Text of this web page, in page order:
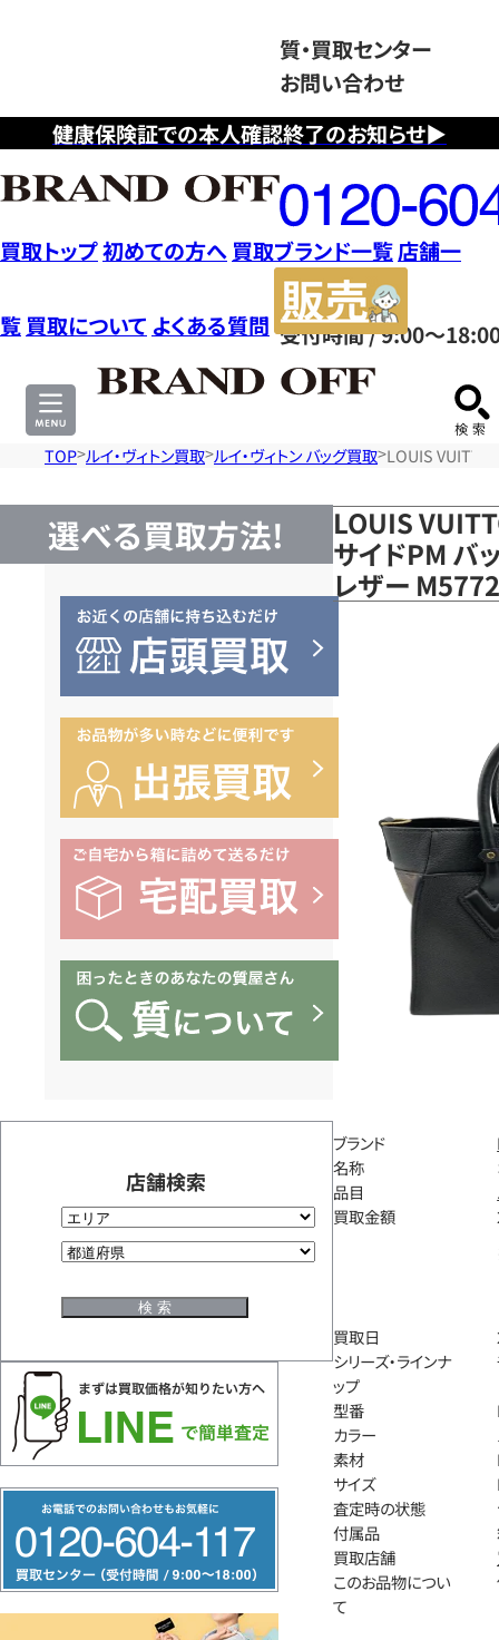
健康保険証での本人確認終了のお知らせ▶
質・買取センター
お問い合わせ
フ
リ
ー
ダ
イ
ヤ
ル
0120604117
受付時間 / 9:00～
買取トップ初めての方へ 買取ブランド一覧店舗一
覧 買取について よくある質問
サ
TOP ルイ・ヴィトン買取 ルイ・ヴィトン バッグ買取 LOUIS
選べる買取方法!
店舗検索
リ
ー
LOUIS
サイドPM バ
レザー
ブランド
名称
品目
買取金額
買取日
シリーズ・ラインナ
ップ
型番
カラー
素材
サイズ
査定時の状態
付属品
買取店舗
このお品物につい
て